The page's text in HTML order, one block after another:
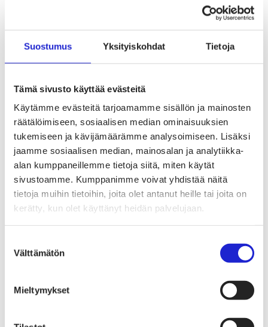
Suostumus Yksityiskohdat Tietoja
Tämä sivusto käyttää evästeitä
Käytämme evästeitä tarjoamamme sisällön ja mainosten
räätälöimiseen, sosiaalisen median ominaisuuksien
tukemiseen ja kävijämäärämme analysoimiseen. Lisäksi
jaamme sosiaalisen median, mainosalan ja analytiikka-
alan kumppaneillemme tietoja siitä, miten käytät
sivustoamme. Kumppanimme voivat yhdistää näitä
tietoja muihin tietoihin, joita olet antanut heille tai joita on
kerätty, kun olet käyttänyt heidän palvelujaan.
valinta
Välttämätön
Mieltymykset
Hankintaketjun vastuullisuus
Hiilineutraali tekstiiliala 2035 -sitoumus
Mukana sitoumuksessa
Mikä sitoumus?
Liity mukaan
TKI-toiminta
Julkaisut, selvitykset ja raportit
Hankkeet
Vaikuttaminen
Mahdollisuuksien ala – lue vaikuttamis­viestimme
EU-vaalit 2024: Reilut pelisäännöt turvaavat
elinvoimaisen tekstiili- ja muotialan Suomessa ja
Euroopassa
Tekstiili- ja muotiala tarvitsee monipuolista
Luodaan kannusteet kuluttajan vihreään